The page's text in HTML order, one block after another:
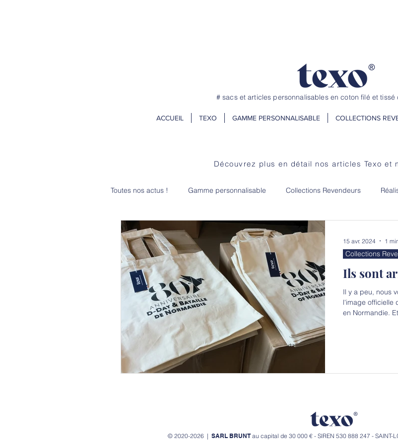
# sacs et articles personnalisables en coton filé et tissé
ACCUEIL TEXO GAMME PERSONNALISABLE COLLECTIONS
Toutes nos actus ! Gamme personnalisable Collections Revendeurs
Zooms Usages
Ils sont
Il y a peu, nous
l'image officielle
en Normandie.
Collections
15 avr. 2024 1
Découvrez plus en détail nos articles Texo et
© 2020-2026 | SARL BRUNTau capital de 30 000 € - SIREN 530 888 247 - SAINT-